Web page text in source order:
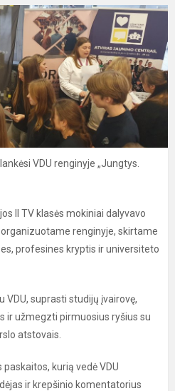
VDU renginyje „Jungtys.
II TV klasės mokiniai dalyvavo
renginyje, skirtame
profesines kryptis ir universiteto
VDU, suprasti studijų įvairovę,
ir užmegzti pirmuosius ryšius su
atstovais.
kurią vedė VDU
ir krepšinio komentatorius